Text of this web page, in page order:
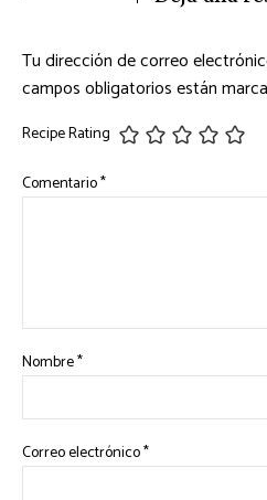
Tu dirección de correo
campos obligatorios están
Recipe Rating
Comentario*
Nombre*
Correo electrónico*